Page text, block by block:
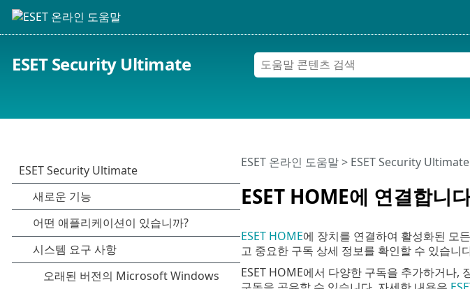
ESET Security Ultimate
ESET HOME에 연결합니
ESET 온라인 도움말> ESET Security Ultimate
ESET HOME에 장치를 연결하여 활성화된 모
고 중요한 구독 상세 정보를 확인할 수 있습니
ESET HOME에서 다양한 구독을 추가하거나,